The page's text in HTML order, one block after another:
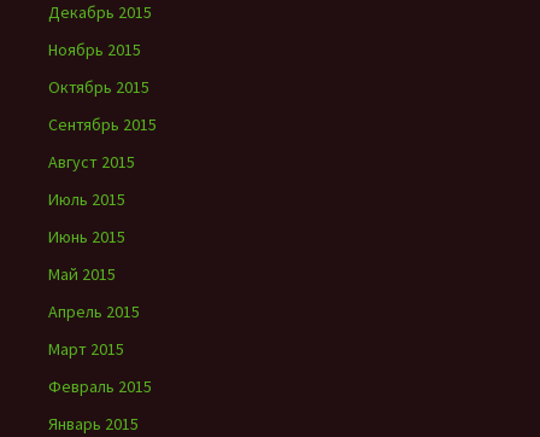
Декабрь 2015
Ноябрь 2015
Октябрь 2015
Сентябрь 2015
Август 2015
Июль 2015
Июнь 2015
Май 2015
Апрель 2015
Март 2015
Февраль 2015
Январь 2015